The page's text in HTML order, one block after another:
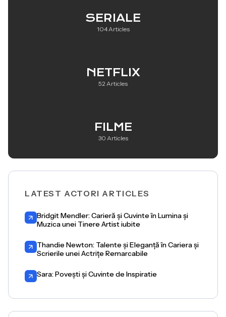
SERIALE
104 Articles
NETFLIX
52 Articles
FILME
30 Articles
LATEST ACTORI ARTICLES
Bridgit Mendler: Carieră și Cuvinte în Lumina și
Muzica unei Tinere Artist iubite
Thandie Newton: Talente și Eleganță în Cariera și
Scrierile unei Actrițe Remarcabile
Sara: Povești și Cuvinte de Inspiratie